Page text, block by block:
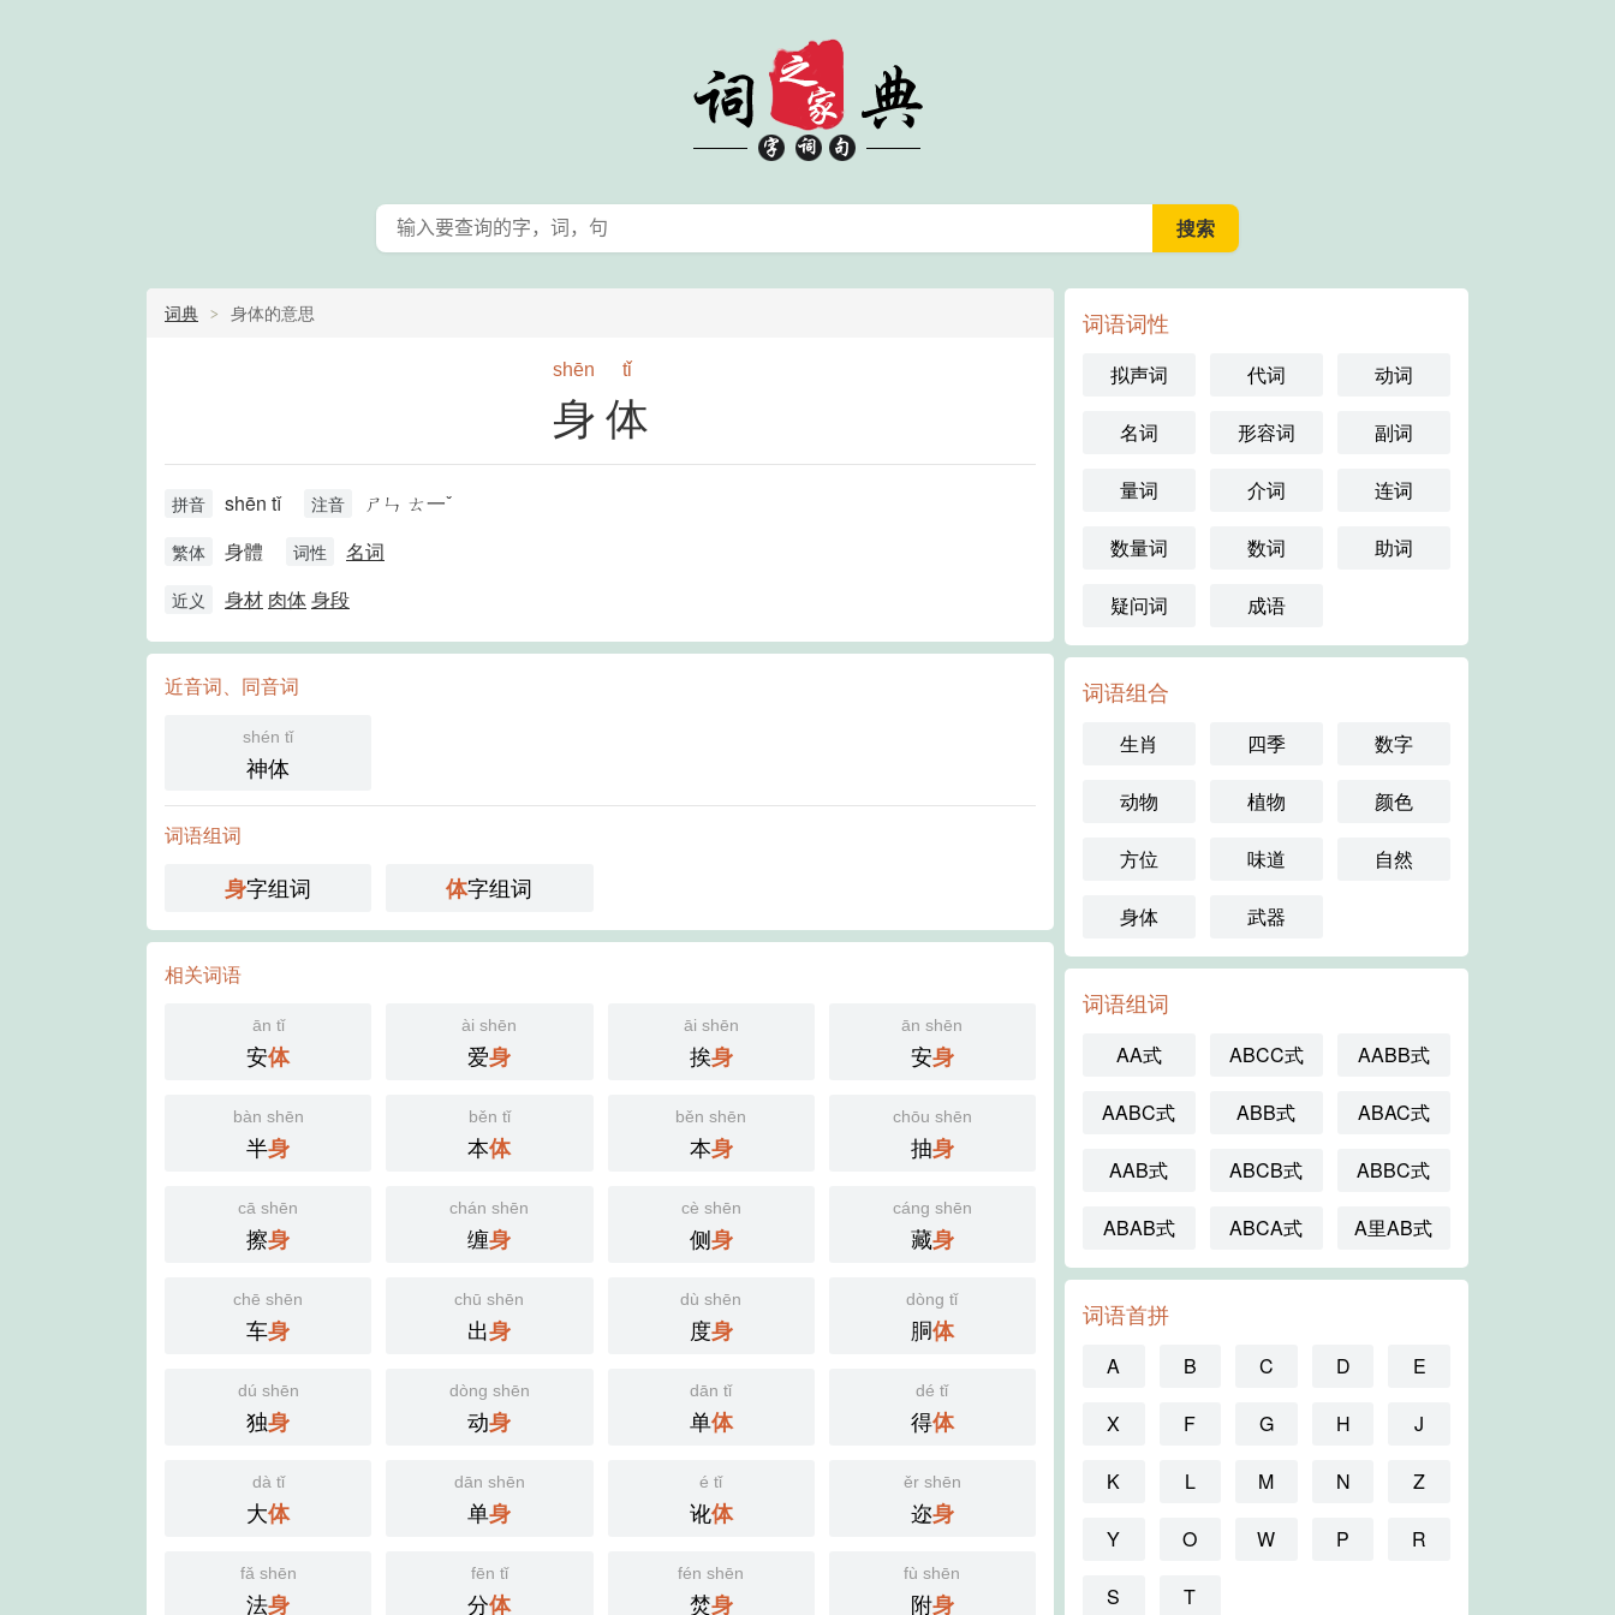
词典 身体的意思
shēn tǐ
身体
拼音 shēn tǐ 注音 ㄕㄣ ㄊ一ˇ
繁体 身體 词性 名词
近义 身材 肉体身段
近音词、同音词
shén tǐ
神体
词语组词
身字组词 体字组词
相关词语
ān tǐ
安体
ài shēn
爱身
āi shēn
挨身
ān shēn
安身
bàn shēn
半身
běn tǐ
本体
běn shēn
本身
chōu shēn
抽身
cā shēn
擦身
chán shēn
缠身
cè shēn
侧身
cáng shēn
藏身
chē shēn
车身
chū shēn
出身
dù shēn
度身
dòng tǐ
胴体
dú shēn
独身
dòng shēn
动身
dān tǐ
单体
dé tǐ
得体
dà tǐ
大体
dān shēn
单身
é tǐ
讹体
ěr shēn
迩身
fǎ shēn
法身
fēn tǐ
分体
fén shēn
焚身
fù shēn
附身
词语词性
拟声词 代词 动词
名词 形容词 副词
量词 介词 连词
数量词 数词 助词
疑问词 成语
词语组合
生肖 四季 数字
动物 植物 颜色
方位 味道 自然
身体 武器
词语组词
AA式 ABCC式 AABB式
AABC式 ABB式 ABAC式
AAB式 ABCB式 ABBC式
ABAB式 ABCA式 A里AB式
词语首拼
A B C D E
X F G H J
K L M N Z
Y O W P R
S T